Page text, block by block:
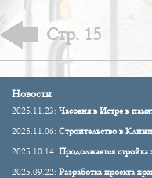
Стр. 15
Новости
2025.11.23: Часовня в Истре в
2025.11.06: Строительство в
2025.10.14: Продолжается
2025.09.22: Разработка проекта